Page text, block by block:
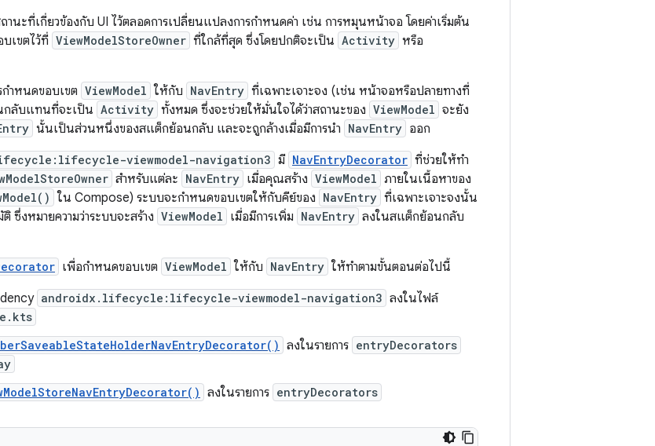
านะที่เกี่ยวข้องกับ UI ไว้ตลอดการเปลี่ยนแปลงการกำหนดค่า เช่น การหมุนหน้าจอ โดยค่าเริ่มต้น
เขตไว้ที่ ViewModelStoreOwner ที่ใกล้ที่สุด ซึ่งโดยปกติจะเป็น Activity หรือ
กำหนดขอบเขต ViewModel ให้กับ NavEntry ที่เฉพาะเจาะจง (เช่น หน้าจอหรือปลายทางที่
กลับแทนที่จะเป็น Activity ทั้งหมด ซึ่งจะช่วยให้มั่นใจได้ว่าสถานะของ ViewModel จะยัง
นั้นเป็นส่วนหนึ่งของสแต็กย้อนกลับ และจะถูกล้างเมื่อมีการนำ NavEntry ออก
viewmodel-navigation3 มี NavEntryDecorator ที่ช่วยให้ทำ
สำหรับแต่ละ NavEntry เมื่อคุณสร้าง ViewModel ภายในเนื้อหาของ
ใน Compose) ระบบจะกำหนดขอบเขตให้กับคีย์ของ NavEntry ที่เฉพาะเจาะจงนั้น
งหมายความว่าระบบจะสร้าง ViewModel เมื่อมีการเพิ่ม NavEntry ลงในสแต็กย้อนกลับ
เพื่อกำหนดขอบเขต ViewModel ให้กับ NavEntry ให้ทำตามขั้นตอนต่อไปนี้
androidx.lifecycle:lifecycle-viewmodel-navigation3 ลงในไฟล์
ลงในรายการ entryDecorators
ลงในรายการ entryDecorators